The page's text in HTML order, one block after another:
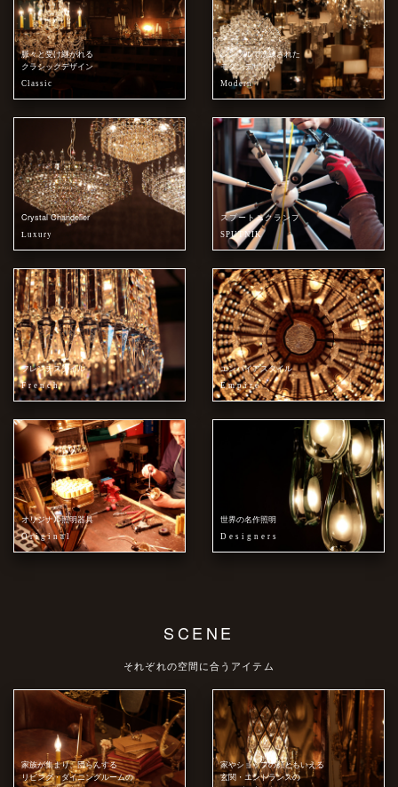
脈々と受け継がれる
クラシックデザイン
Classic
シンプルで洗練された
モダンデザイン
Modern
Crystal Chandelier
Luxury
スプートニクランプ
SPUTNIK
フレンチスタイル
French
エンパイアスタイル
Empire
オリジナル照明器具
Original
世界の名作照明
Designers
SCENE
それぞれの空間に合うアイテム
家族が集まり、団らんする
リビング・ダイニングルームの
家やショップの顔ともいえる
玄関・エントランスの